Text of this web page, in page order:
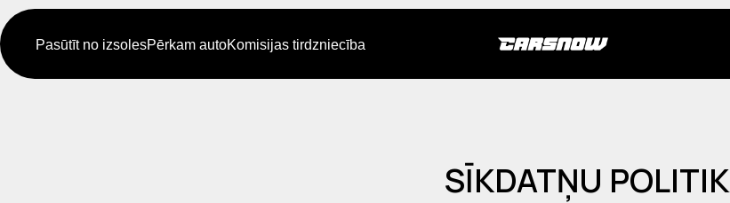
Pasūtīt no izsolesPērkam autoKomisijas tirdzniecība
SĪKDATŅU